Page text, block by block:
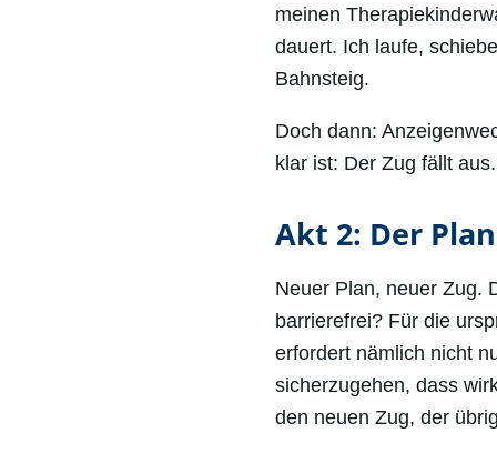
meinen
dauert. Ich laufe,
Bahnsteig.
Doch dann:
klar ist: Der Zug fällt
Akt 2: Der
Neuer Plan, neuer Zug.
barrierefrei? Für die
erfordert nämlich nicht
sicherzugehen, dass
den neuen Zug, der